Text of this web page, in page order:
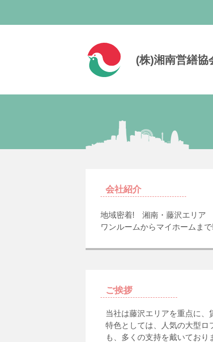
(株)湘南営繕協
会社紹介
地域密着! 湘南・藤沢エリア
ワンルームからマイホームまで!
ご挨拶
当社は藤沢エリアを重点に、
特色としては、人気の大型ロ
も、多くの支持を戴いており